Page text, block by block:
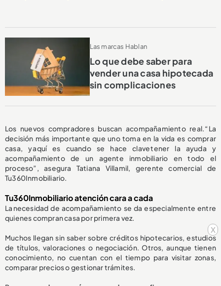
x
Las marcas Hablan
Lo que debe saber para
vender una casa hipotecada
sin complicaciones
Los nuevos compradores buscan acompañamiento real. “La
decisión más importante que uno toma en la vida es comprar
casa, y aquí es cuando se hace clave tener la ayuda y
acompañamiento de un agente inmobiliario en todo el
proceso”, asegura Tatiana Villamil, gerente comercial de
Tu360Inmobiliario.
Tu360Inmobiliario atención cara a cada
La necesidad de acompañamiento se da especialmente entre
quienes compran casa por primera vez.
Muchos llegan sin saber sobre créditos hipotecarios, estudios
de títulos, valoraciones o negociación. Otros, aunque tienen
conocimiento, no cuentan con el tiempo para visitar zonas,
comparar precios o gestionar trámites.